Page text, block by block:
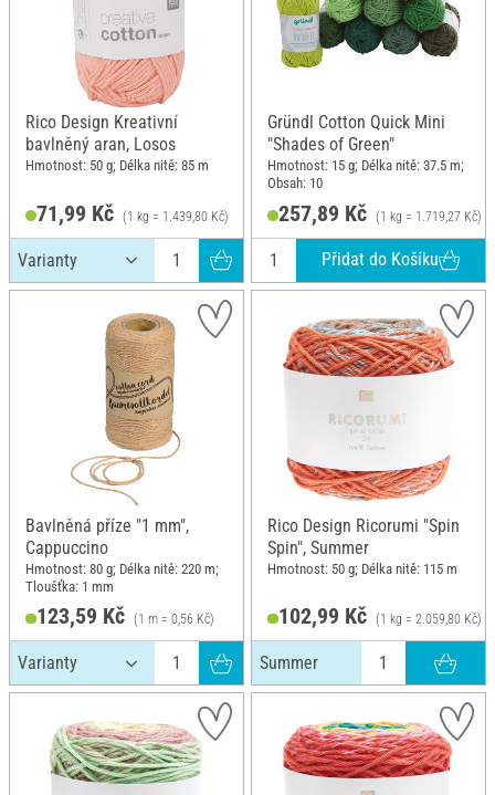
Rico Design Kreativní
bavlněný aran, Losos
Hmotnost: 50 g; Délka nitě: 85 m
71,99 Kč (1 kg = 1.439,80 Kč)
Gründl Cotton Quick Mini
"Shades of Green"
Hmotnost: 15 g; Délka nitě: 37.5 m;
Obsah: 10
257,89 Kč (1 kg = 1.719,27 Kč)
Přidat do Košíku
Bavlněná příze "1 mm",
Cappuccino
Hmotnost: 80 g; Délka nitě: 220 m;
Tloušťka: 1 mm
123,59 Kč (1 m = 0,56 Kč)
Rico Design Ricorumi "Spin
Spin", Summer
Hmotnost: 50 g; Délka nitě: 115 m
102,99 Kč (1 kg = 2.059,80 Kč)
Summer